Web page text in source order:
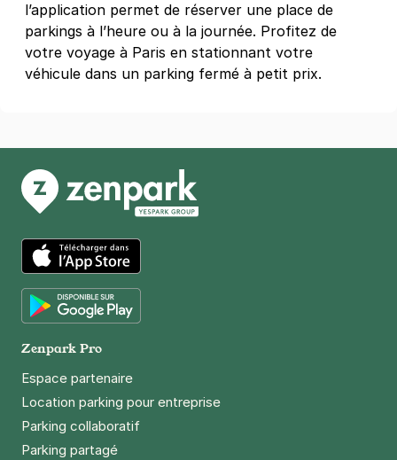
Paris - Hôpital Sainte-Anne - René
Coty
19 bis rue Broussais
75014Paris
Paris - Montsouris - Alésia
47 avenue René Coty
Réserver
+ Abonnements disponibles
Paris - Porte d'Orléans - Montsouris
68 boulevard Jourdan
l’application permet de réserver une place de
parkings à l’heure ou à la journée. Profitez de
votre voyage à Paris en stationnant votre
véhicule dans un parking fermé à petit prix.
App Store
Zenpark Pro
Espace partenaire
Location parking pour entreprise
Parking collaboratif
Parking partagé